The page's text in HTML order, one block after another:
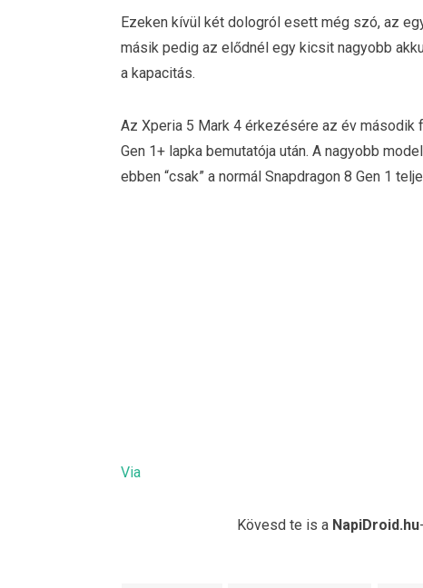
Ezeken kívül két dologról esett még szó, az
másik pedig az elődnél egy kicsit nagyobb
a kapacitás.
Az Xperia 5 Mark 4 érkezésére az év második
Gen 1+ lapka bemutatója után. A nagyobb
ebben “csak” a normál Snapdragon 8 Gen 1
Via
Kövesd te is a NapiDroid.hu